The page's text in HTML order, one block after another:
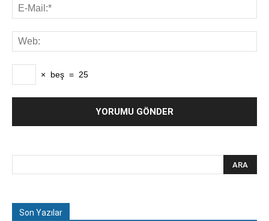
× beş = 25
Son Yazılar